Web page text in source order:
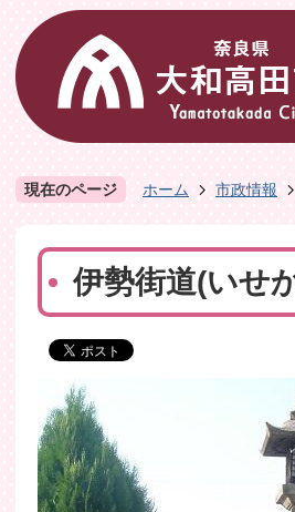
現在のページ ホーム 市政情報
伊勢街道(いせ